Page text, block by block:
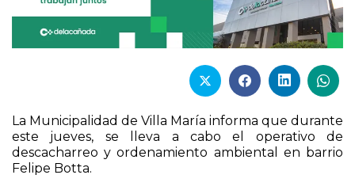
La Municipalidad de Villa María informa que durante
este jueves, se lleva a cabo el operativo de
descacharreo y ordenamiento ambiental en barrio
Felipe Botta.